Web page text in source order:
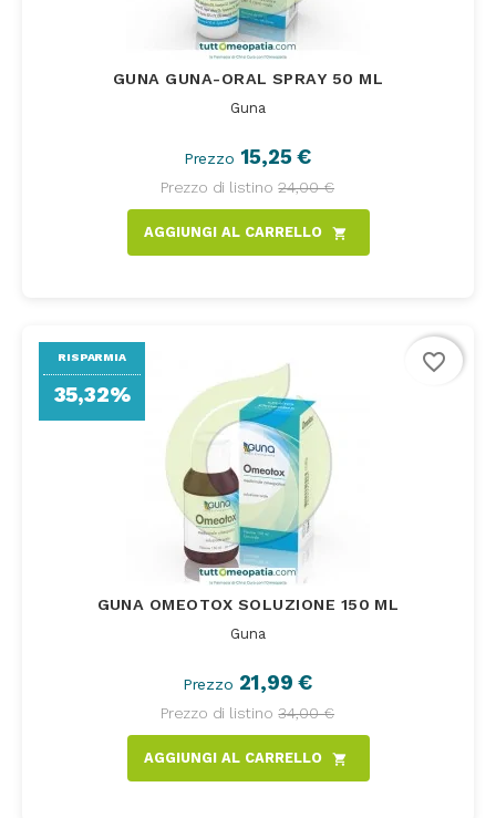
GUNA GUNA-ORAL SPRAY 50 ML
Guna
Prezzo 15,25 €
Prezzo di listino 24,00 €
AGGIUNGI AL CARRELLO shopping_cart
GUNA OMEOTOX SOLUZIONE 150 ML
Guna
Prezzo 21,99 €
Prezzo di listino 34,00 €
AGGIUNGI AL CARRELLO shopping_cart
RISPARMIA
35,32%
favorite_border